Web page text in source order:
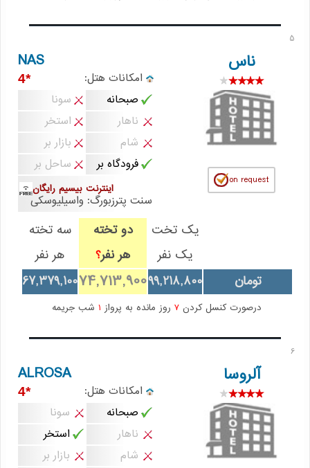
5
ناس NAS
امکانات هتل: *4
صبحانه
سونا
ناهار
استخر
شام
بازار بر
فرودگاه بر
ساحل بر
اینترنت بیسیم رایگان
سنت پترزبورگ: واسیلیوسکی
یک تخت
یک نفر
دو تخته
هر نفر؟
سه تخته
هر نفر
تومان
99,218,800
74,713,900
67,379,100
درصورت کنسل کردن 7 روز مانده به پرواز شب جریمه
6
آلروسا ALROSA
امکانات هتل: *4
صبحانه
سونا
ناهار
استخر
شام
بازار بر